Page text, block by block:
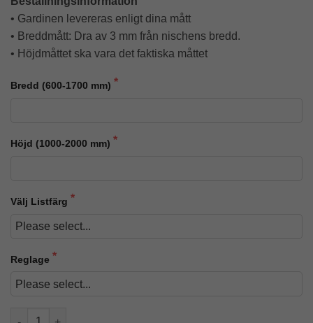
• Gardinen levereras enligt dina mått
• Breddmått: Dra av 3 mm från nischens bredd.
• Höjdmåttet ska vara det faktiska måttet
Bredd (600-1700 mm)
Höjd (1000-2000 mm)
Välj Listfärg
Reglage
Petra 15201 Förspänd handtag mängd